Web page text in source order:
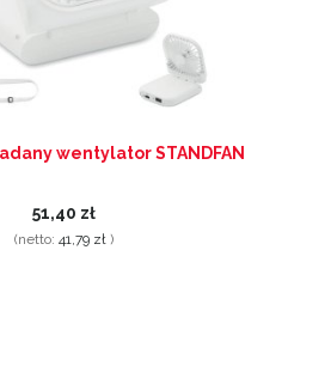
wentylator STANDFAN
51,40 zł
(netto: 41,79 zł)